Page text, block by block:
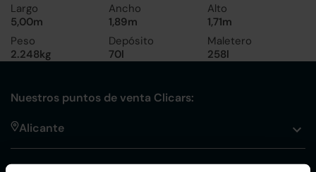
Largo
5,00m
Ancho
1,89m
Alto
1,71m
Peso
2.248kg
Depósito
70l
Maletero
258l
Nuestros puntos de venta Clicars:
Alicante